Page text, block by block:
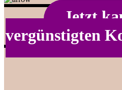
Jetzt
vergünstigten